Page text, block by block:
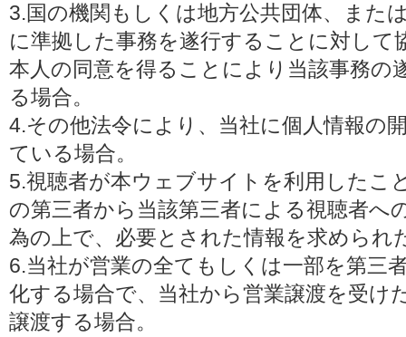
3.国の機関もしくは地方公共団体、また
に準拠した事務を遂行することに対して
本人の同意を得ることにより当該事務の
る場合。
4.その他法令により、当社に個人情報の
ている場合。
5.視聴者が本ウェブサイトを利用したこ
の第三者から当該第三者による視聴者へ
為の上で、必要とされた情報を求められ
6.当社が営業の全てもしくは一部を第三
化する場合で、当社から営業譲渡を受け
譲渡する場合。